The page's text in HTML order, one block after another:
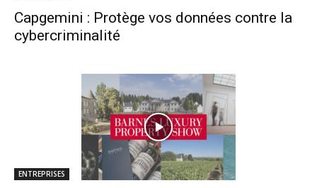
Capgemini : Protège vos données contre la
cybercriminalité
ENTREPRISES